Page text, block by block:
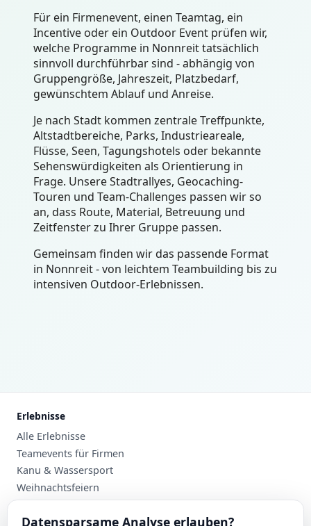
Für ein Firmenevent, einen Teamtag, ein
Incentive oder ein Outdoor Event prüfen wir,
welche Programme in Nonnreit tatsächlich
sinnvoll durchführbar sind - abhängig von
Gruppengröße, Jahreszeit, Platzbedarf,
gewünschtem Ablauf und Anreise.
Je nach Stadt kommen zentrale Treffpunkte,
Altstadtbereiche, Parks, Industrieareale,
Flüsse, Seen, Tagungshotels oder bekannte
Sehenswürdigkeiten als Orientierung in
Frage. Unsere Stadtrallyes, Geocaching-
Touren und Team-Challenges passen wir so
an, dass Route, Material, Betreuung und
Zeitfenster zu Ihrer Gruppe passen.
Gemeinsam finden wir das passende Format
in Nonnreit - von leichtem Teambuilding bis zu
intensiven Outdoor-Erlebnissen.
Erlebnisse
Alle Erlebnisse
Teamevents für Firmen
Kanu & Wassersport
Weihnachtsfeiern
Planung
Datensparsame Analyse erlauben?